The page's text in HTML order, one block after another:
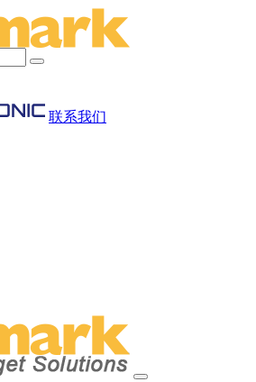
联系我们